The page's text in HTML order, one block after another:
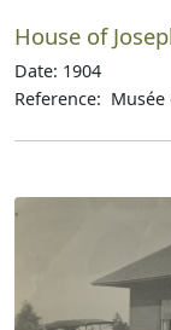
House of
Date: 1904
Reference: Musée